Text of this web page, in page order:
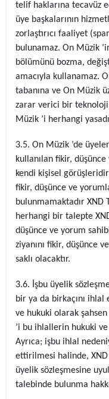
telif haklarına tecavüz
üye başkalarının
zorlaştırıcı faaliyet
bulunamaz. On Müzik
bölümünü bozma,
amacıyla kullanamaz.
tabanına ve On Müzik
zarar verici bir teknoloji
Müzik ’i herhangi
3.5. On Müzik ’de
kullanılan fikir,
kendi kişisel
fikir, düşünce ve
bulunmamaktadır XND
herhangi bir talepte
düşünce ve yorum
ziyanını fikir, düşünce
saklı olacaktır.
3.6. İşbu üyelik
bir ya da birkaçını
ve hukuki olarak
’i bu ihlallerin hukuki
Ayrıca; işbu ihlal
ettirilmesi halinde, XND
üyelik sözleşmesine
talebinde bulunma hakkı